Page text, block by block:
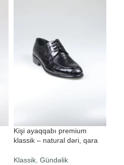
Kişi ayaqqabı premium
klassik – natural dəri, qara
Klassik Gündəlik